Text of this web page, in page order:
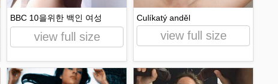
BBC 10을위한 백인 여성
view full size
Culíkatý anděl
view full size